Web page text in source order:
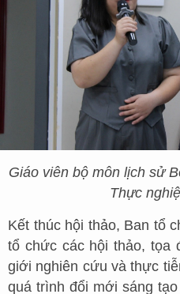
Giáo viên bộ môn lịch sử
Thực
Kết thúc hội thảo, Ban tổ
tổ chức các hội thảo, tọa
giới nghiên cứu và thực
quá trình đổi mới sáng